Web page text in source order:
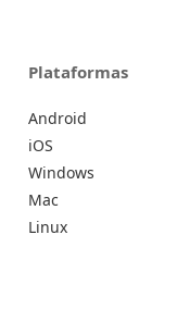
Plataformas
Android
iOS
Windows
Mac
Linux